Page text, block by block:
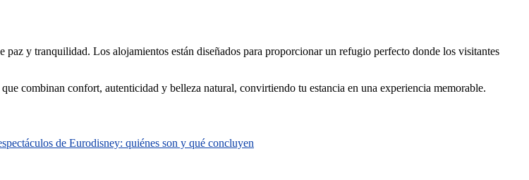
y tranquilidad. Los alojamientos están diseñados para proporcionar un refugio perfecto donde los visitantes
combinan confort, autenticidad y belleza natural, convirtiendo tu estancia en una experiencia memorable.
de Eurodisney: quiénes son y qué concluyen